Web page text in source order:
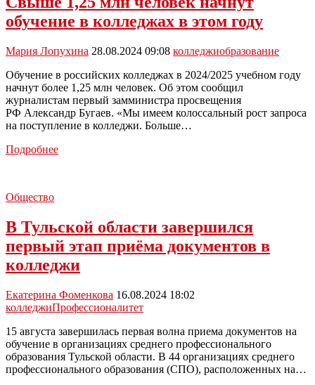
обучение в колледжах в этом году
Мария Лопухина 28.08.2024 09:08 колледжиобразование
Обучение в российских колледжах в 2024/2025 учебном году
начнут более 1,25 млн человек. Об этом сообщил
журналистам первый замминистра просвещения
РФ Александр Бугаев. «Мы имеем колоссальный рост запроса
на поступление в колледжи. Больше…
ПодробнееСвыше
в
колледжах
в
этом
году
Общество
В Тульской области завершился
первый этап приёма документов в
колледжи
Екатерина Фоменкова 16.08.2024 18:02
колледжиПрофессионалитет
15 августа завершилась первая волна приема документов на
обучение в организациях среднего профессионального
образования Тульской области. В 44 организациях среднего
профессионального образования (СПО), расположенных на…